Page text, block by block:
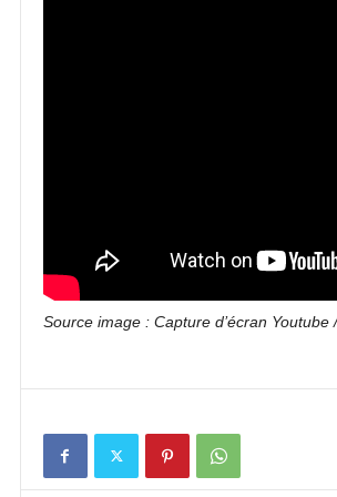
Source image : Capture d’écran Youtube